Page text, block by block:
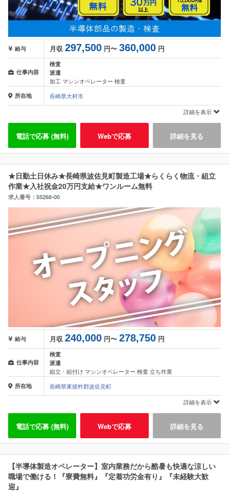
給与 月収 297,500 円〜 360,000 円
仕事内容
検査
派遣
加工 マシンオペレーター 検査
所在地
長崎県大村市
詳細を表示
電話で応募 (無料) Webで応募 詳細を見る
★日勤土日休み★長崎県波佐見町製造工場★らくらく物流・組立
作業★入社祝金20万円支給★ワンルーム無料
求人番号：55268-00
給与 月収 240,000 円〜 278,750 円
仕事内容
検査
派遣
組立・組付け マシンオペレーター 検査 立ち作業
所在地
長崎県東彼杵郡波佐見町
詳細を表示
電話で応募 (無料) Webで応募 詳細を見る
【半導体製造オペレーター】室内業務だから酷暑も快適な涼しい
職場で働ける！『寮費無料』『定着功労金有り』『未経験大歓
迎』